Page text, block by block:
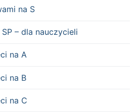
na S
– dla nauczycieli
na A
na B
na C